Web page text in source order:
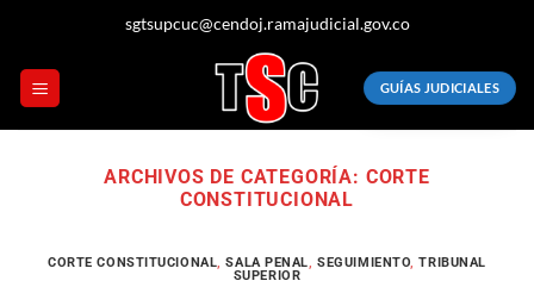
contenido
sgtsupcuc@cendoj.ramajudicial.gov.co
GUÍAS JUDICIALES
ARCHIVOS DE CATEGORÍA: CORTE
CONSTITUCIONAL
CORTE CONSTITUCIONAL,SALA PENAL,SEGUIMIENTO,TRIBUNAL
SUPERIOR